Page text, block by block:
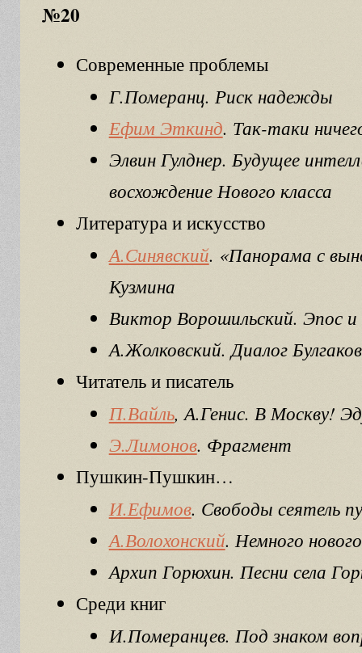
№20
Современные проблемы
Г.Померанц. Риск надежды
Ефим Эткинд. Так-таки
Элвин Гулднер. Будущее
восхождение Нового класса
Литература и искусство
А.Синявский. «Панорама с
Кузмина
Виктор Ворошильский. Эпос
А.Жолковский. Диалог
Читатель и писатель
П.Вайль, А.Генис. В Москву!
Э.Лимонов. Фрагмент
Пушкин-Пушкин…
И.Ефимов. Свободы сеятель
А.Волохонский. Немного
Архип Горюхин. Песни села
Среди книг
И.Померанцев. Под знаком